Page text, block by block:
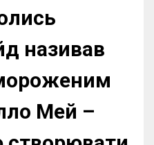
називав
Мей –